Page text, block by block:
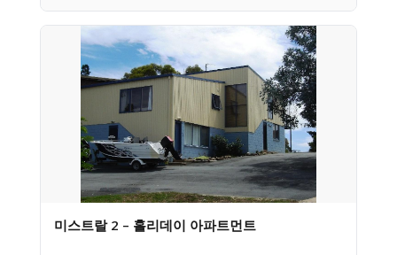
미스트랄 2 – 홀리데이 아파트먼트